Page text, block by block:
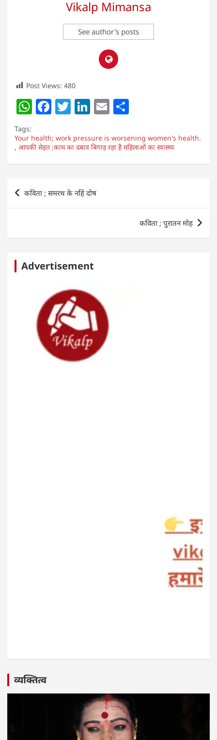
Vikalp Mimansa
See author's posts
Post Views: 480
W
at
s
A
p
p
F
c
e
b
o
k
T
itt
er
Li
k
e
dI
n
E
ai
l
ar
e
Tags:
Your health; work pressure is worsening women's health.
, आपकी सेहत ;काम का दबाव बिगाड़ रहा है महिलाओं का स्वास्थ्य
Post
navigation
कविता ; समरथ के नहिं दोष
कविता ; पुरातन मोह
Advertisement
व्यक्तित्व